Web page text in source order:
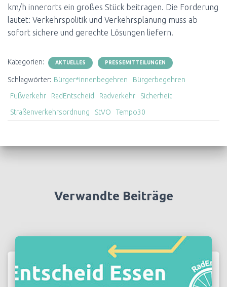
km/h innerorts ein großes Stück beitragen. Die Forderung
lautet: Verkehrspolitik und Verkehrsplanung muss ab
sofort sichere und gerechte Lösungen liefern.
Kategorien: AKTUELLES PRESSEMITTEILUNGEN
Schlagwörter: Bürger*innenbegehren
Bürgerbegehren
Fußverkehr
RadEntscheid Radverkehr
Sicherheit
Straßenverkehrsordnung
StVO Tempo30
Verwandte Beiträge